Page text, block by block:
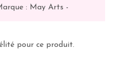
: May Arts -
pour ce produit.